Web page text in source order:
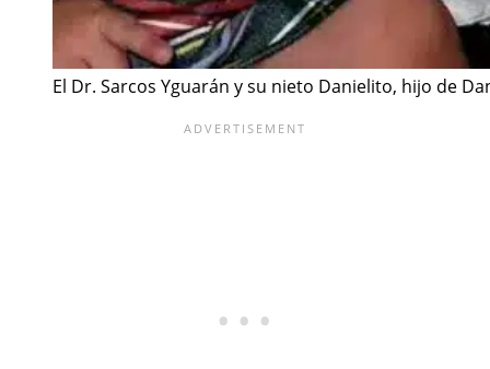
El Dr. Sarcos Yguarán y su nieto Danielito, hijo de